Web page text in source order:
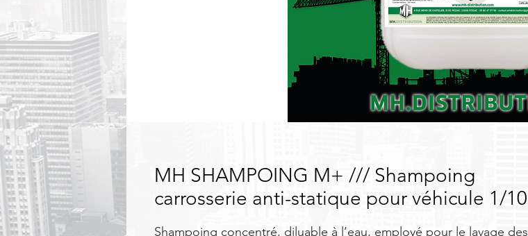
MH SHAMPOING M+ /// Shampoing
carrosserie anti-statique pour véhicule 1/10
Shampoing concentré, diluable à l’eau, employé pour le lavage des